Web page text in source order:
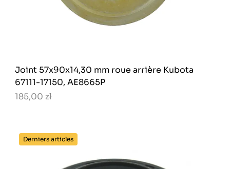
Joint 57x90x14,30 mm roue arrière Kubota
67111-17150, AE8665P
185,00 zł
Derniers articles